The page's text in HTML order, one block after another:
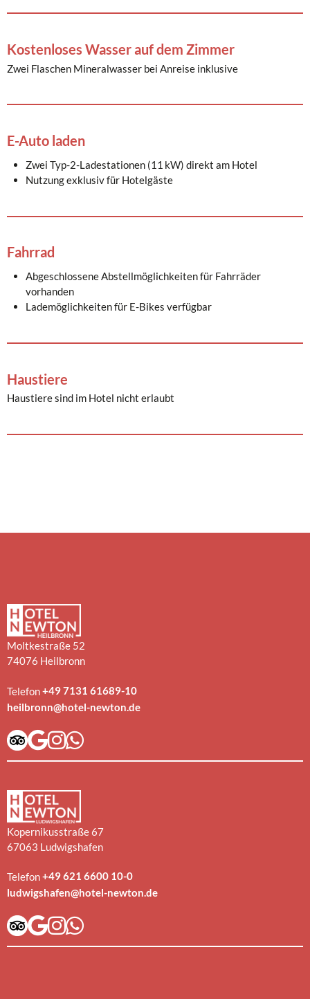
Kostenloses Wasser auf dem Zimmer
Zwei Flaschen Mineralwasser bei Anreise inklusive
E-Auto laden
Zwei Typ-2-Ladestationen (11 kW) direkt am Hotel
Nutzung exklusiv für Hotelgäste
Fahrrad
Abgeschlossene Abstellmöglichkeiten für Fahrräder
vorhanden
Lademöglichkeiten für E-Bikes verfügbar
Haustiere
Haustiere sind im Hotel nicht erlaubt
Moltkestraße 52
74076 Heilbronn
Telefon+49 7131 61689-10
heilbronn@hotel-newton.de
Kopernikusstraße 67
67063 Ludwigshafen
Telefon+49 621 6600 10-0
ludwigshafen@hotel-newton.de